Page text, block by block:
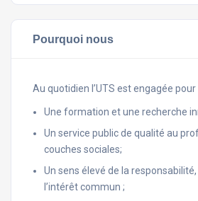
Pourquoi nous
Au quotidien l’UTS est engagée pour
Une formation et une recherche
Un service public de qualité au
couches sociales;
Un sens élevé de la
l’intérêt commun ;